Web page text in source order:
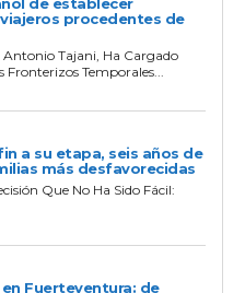
procedentes de
Tajani, Ha Cargado
Temporales...
a su etapa, seis años de
más desfavorecidas
Que No Ha Sido Fácil:
Fuerteventura: de